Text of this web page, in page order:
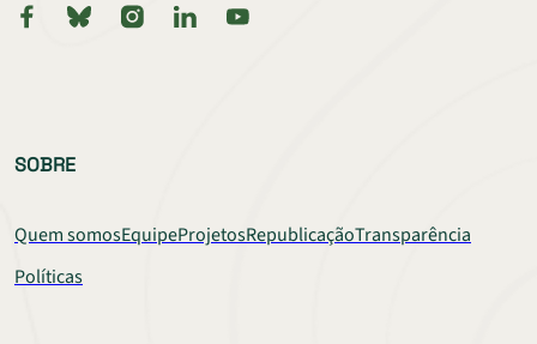
SOBRE
Quem somosEquipeProjetosRepublicaçãoTransparência
Políticas